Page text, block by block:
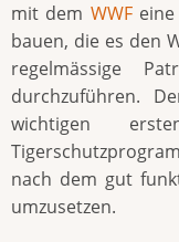
mit dem WWFeine
bauen, die es den
regelmässige
durchzuführen.
wichtigen
nach dem gut
umzusetzen.